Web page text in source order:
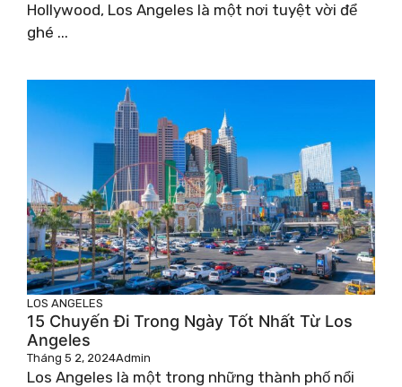
Hollywood, Los Angeles là một nơi tuyệt vời để
ghé ...
LOS ANGELES
15 Chuyến Đi Trong Ngày Tốt Nhất Từ ​​Los
Angeles
Tháng 5 2, 2024Admin
Los Angeles là một trong những thành phố nổi